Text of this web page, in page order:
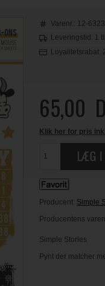
Varenr.: 12-
Leveringstid: 1
Loyalitetsrabat:
65,00
Klik her for pris
Producent: Simple
Producentens
Simple Stories
Pynt der matcher